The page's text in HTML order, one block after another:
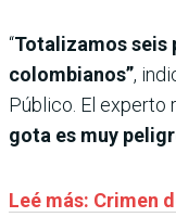
“Totalizamos seis
colombianos”,
Público. El experto
gota es muy
Leé más: Crimen